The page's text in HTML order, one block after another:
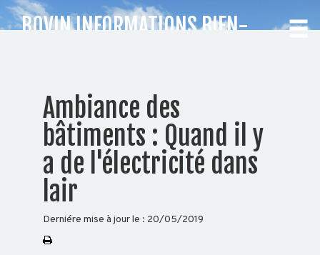
CHOISISSEZ
DÉPARTEMENT
Auvergne
BOVIN INFORMATIONS BIEN-
Ambiance des
bâtiments : Quand il y
a de l'électricité dans
lair
Derniére mise à jour le : 20/05/2019